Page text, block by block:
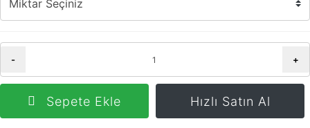
- +
Sepete Ekle Hızlı Satın Al